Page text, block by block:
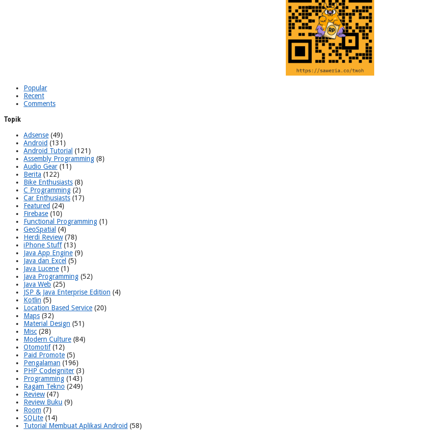
Popular
Recent
Comments
Topik
Adsense (49)
Android (131)
Android Tutorial (121)
Assembly Programming (8)
Audio Gear (11)
Berita (122)
Bike Enthusiasts (8)
C Programming (2)
Car Enthusiasts (17)
Featured (24)
Firebase (10)
Functional Programming (1)
GeoSpatial (4)
Herdi Review(78)
iPhone Stuff(13)
Java App Engine (9)
Java dan Excel (5)
Java Lucene (1)
Java Programming (52)
Java Web (25)
JSP & Java Enterprise Edition (4)
Kotlin (5)
Location Based Service (20)
Maps (32)
Material Design (51)
Misc (28)
Modern Culture (84)
Otomotif(12)
Paid Promote (5)
Pengalaman (196)
PHP Codeigniter (3)
Programming (143)
Ragam Tekno (249)
Review(47)
Review Buku (9)
Room (7)
SQLite (14)
Tutorial Membuat Aplikasi Android (58)